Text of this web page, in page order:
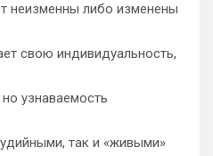
неизменны либо изменены
свою индивидуальность,
узнаваемость
так и «живыми»